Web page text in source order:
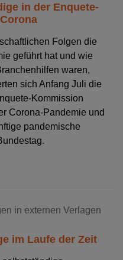
in der Enquete-
Folgen die
geführt hat und wie
waren,
sich Anfang Juli die
Kommission
Corona-Pandemie und
pandemische
in externen Verlagen
im Laufe der Zeit